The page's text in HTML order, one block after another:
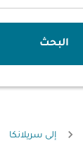
البحث
إلى سريلانكا